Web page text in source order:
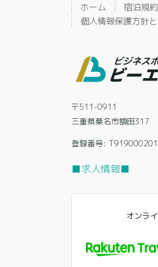
ホーム 宿泊規約
個人情報保護方針
〒511-0911
三重県桑名市額田317
登録番号:
■求人情報■
オンラ